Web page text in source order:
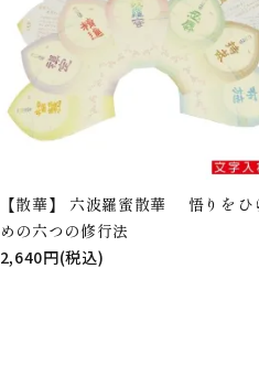
【散華】 六波羅蜜散華 悟りをひ
めの六つの修行法
2,640円(税込)